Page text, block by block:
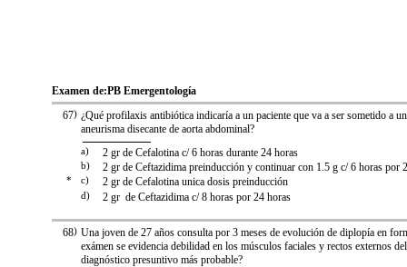
Examen de:PB Emergentología
)
67 ¿Qué profilaxis antibiótica indicaría a un paciente que va a ser sometido a
aneurisma disecante de aorta abdominal?
a) 2 gr de Cefalotina c/ 6 horas durante 24 horas
b) 2 gr de Ceftazidima preinducción y continuar con 1.5 g c/ 6 horas por
* c) 2 gr de Cefalotina unica dosis preinducción
d) 2 gr de Ceftazidima c/ 8 horas por 24 horas
)
68 Una joven de 27 años consulta por 3 meses de evolución de diplopía en
exámen se evidencia debilidad en los músculos faciales y rectos externos
diagnóstico presuntivo más probable?